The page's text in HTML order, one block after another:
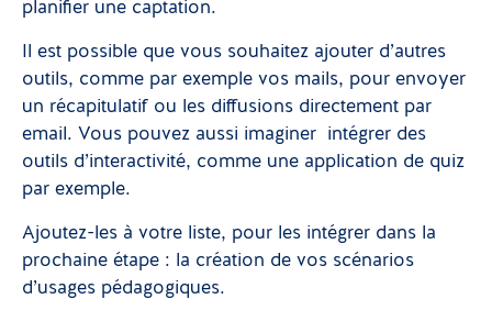
planifier une captation.
Il est possible que vous souhaitez ajouter d’autres
outils, comme par exemple vos mails, pour envoyer
un récapitulatif ou les diffusions directement par
email. Vous pouvez aussi imaginer intégrer des
outils d’interactivité, comme une application de quiz
par exemple.
Ajoutez-les à votre liste, pour les intégrer dans la
prochaine étape : la création de vos scénarios
d’usages pédagogiques.